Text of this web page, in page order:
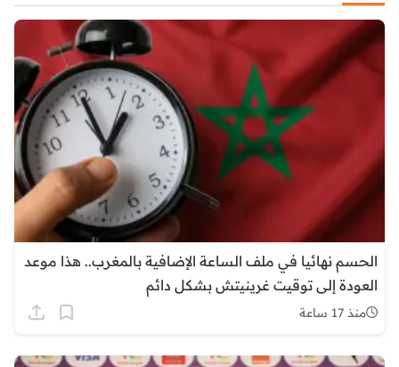
الحسم نهائيا في ملف الساعة الإضافية بالمغرب.. هذا موعد
العودة إلى توقيت غرينيتش بشكل دائم
منذ 17 ساعة